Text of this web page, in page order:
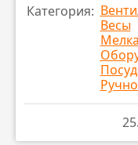
🔸 Wi-Fi роутер
ПЕРЕЙТИ
ПЕРЕЙТИ
🔸 Мультиварка
ПЕРЕЙТИ
Категория:
Весы